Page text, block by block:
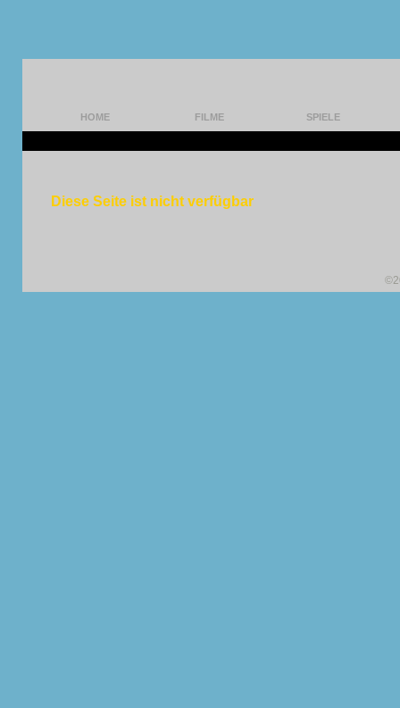
HOME FILME SPIELE
Diese Seite ist nicht verfügbar